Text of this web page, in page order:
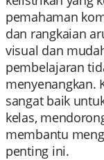
pemahaman
dan rangkaian
visual dan
pembelajaran
menyenangkan.
sangat baik
kelas,
membantu
penting ini.